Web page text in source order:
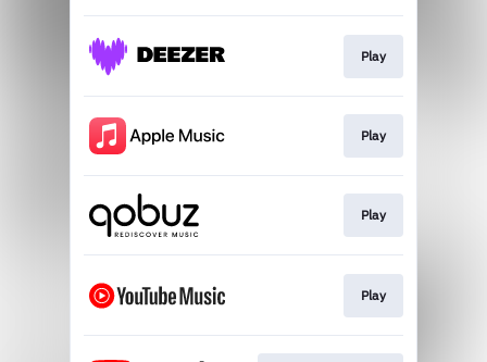
Play
Play
Play
Play